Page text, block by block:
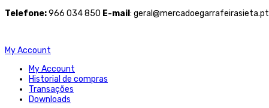
Telefone:966 034 850 E-mail : geral@mercadoegarrafeirasieta.pt
My Account
My Account
Historial de compras
Transações
Downloads